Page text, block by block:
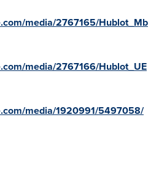
media/2767165/Hublot_Mb
media/2767166/Hublot_UE
media/1920991/5497058/